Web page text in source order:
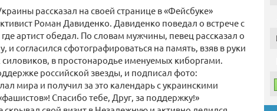
рассказал на своей странице в «Фейсбуке»
Роман Давиденко. Давиденко поведал о встрече с
артист обедал. По словам мужчины, певец рассказал о
согласился сфотографироваться на память, взяв в руки
в простонародье именуемых киборгами.
российской звезды, и подписал фото:
мира и получил за это календарь с украинскими
Спасибо тебе, Друг, за поддержку!»